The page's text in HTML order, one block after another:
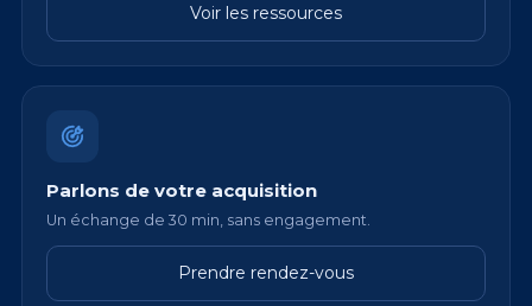
Voir les ressources
Parlons de votre acquisition
Un échange de 30 min, sans engagement.
Prendre rendez-vous